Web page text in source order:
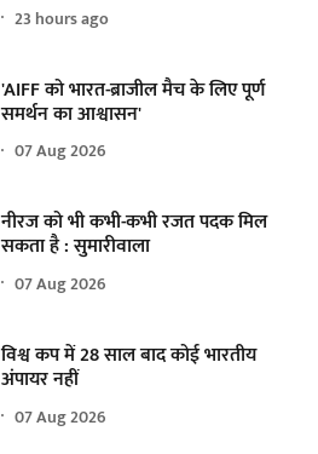
23 hours ago
'AIFF को भारत-ब्राजील मैच के लिए पूर्ण
समर्थन का आश्वासन'
07 Aug 2026
नीरज को भी कभी-कभी रजत पदक मिल
सकता है : सुमारीवाला
07 Aug 2026
विश्व कप में 28 साल बाद कोई भारतीय
अंपायर नहीं
07 Aug 2026